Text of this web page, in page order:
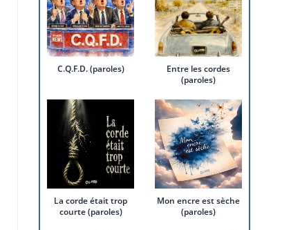
C.Q.F.D. (paroles)
Entre les cordes
(paroles)
La corde était trop
courte (paroles)
Mon encre est sèche
(paroles)